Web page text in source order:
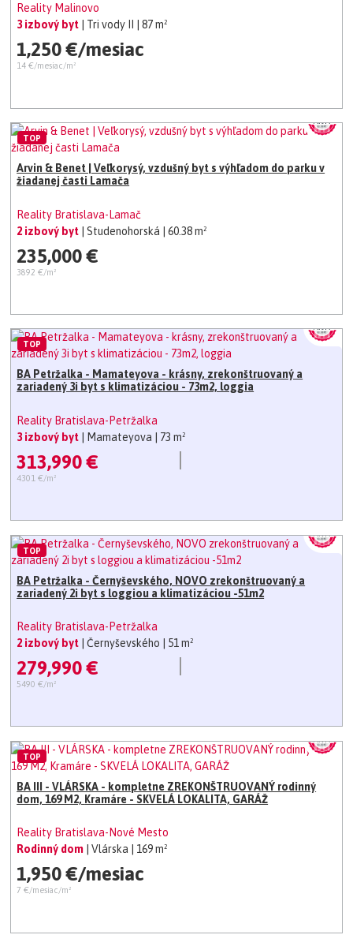
Reality Malinovo
3 izbový byt
| Tri vody II | 87 m²
1,250 €/mesiac
14 €/mesiac/m²
Arvin & Benet | Veľkorysý, vzdušný byt s výhľadom do parku v
žiadanej časti Lamača
Reality Bratislava-Lamač
2 izbový byt | Studenohorská | 60.38 m²
235,000 €
3892 €/m²
TOP
BA Petržalka - Mamateyova - krásny, zrekonštruovaný a
zariadený 3i byt s klimatizáciou - 73m2, loggia
Reality Bratislava-Petržalka
3 izbový byt
| Mamateyova | 73 m²
313,990 €
4301 €/m²
TOP
BA Petržalka - Černyševského, NOVO zrekonštruovaný a
zariadený 2i byt s loggiou a klimatizáciou -51m2
Reality Bratislava-Petržalka
2 izbový byt
| Černyševského | 51 m²
279,990 €
5490 €/m²
TOP
BA III - VLÁRSKA - kompletne ZREKONŠTRUOVANÝ rodinný
dom, 169 M2, Kramáre - SKVELÁ LOKALITA, GARÁŽ
Reality Bratislava-Nové Mesto
Rodinný dom
| Vlárska | 169 m²
1,950 €/mesiac
7 €/mesiac/m²
TOP